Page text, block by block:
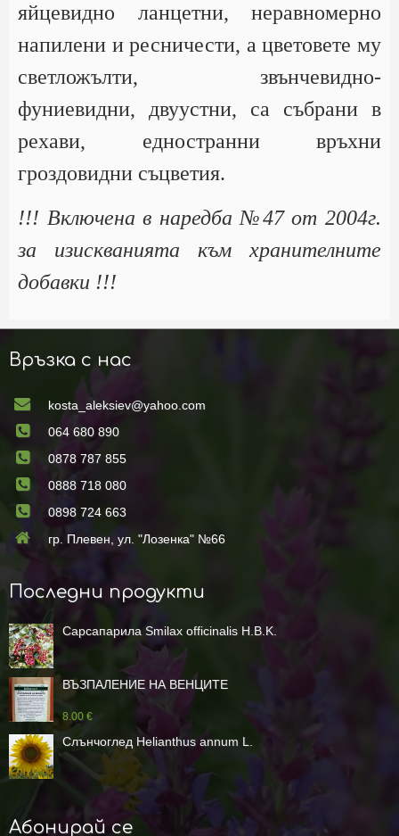
яйцевидно ланцетни, неравномерно
напилени и ресничести, а цветовете му
светложълти, звънчевидно-
фуниевидни, двуустни, са събрани в
рехави, едностранни връхни
гроздовидни съцветия.
!!! Включена в наредба №47 от 2004г.
за изискванията към хранителните
добавки !!!
Връзка с нас
kosta_aleksiev@yahoo.com
064 680 890
0878 787 855
0888 718 080
0898 724 663
гр. Плевен, ул. "Лозенка" №66
Последни продукти
Сарсапарила Smilax officinalis H.B.K.
ВЪЗПАЛЕНИЕ НА ВЕНЦИТЕ
8.00 €
Слънчоглед Helianthus annum L.
Абонирай се